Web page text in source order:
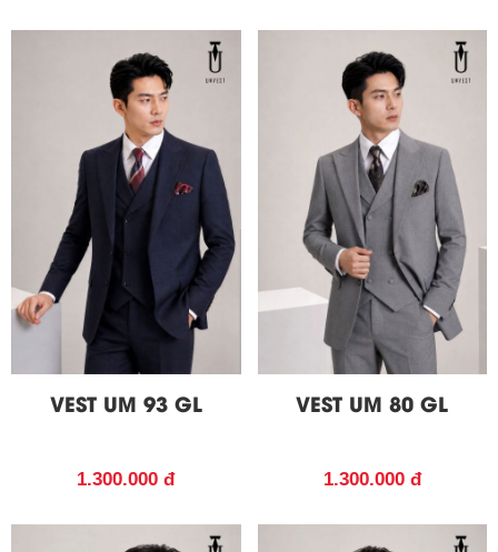
VEST UM 93 GL
1.300.000 đ
VEST UM 80 GL
1.300.000 đ